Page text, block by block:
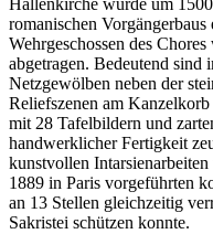
Hallenkirche wurde um
romanischen
Wehrgeschossen des
abgetragen. Bedeutend sind
Netzgewölben neben der
Reliefszenen am
mit 28 Tafelbildern und
handwerklicher Fertigkeit
kunstvollen
1889 in Paris vorgeführten
an 13 Stellen gleichzeitig
Sakristei schützen konnte.